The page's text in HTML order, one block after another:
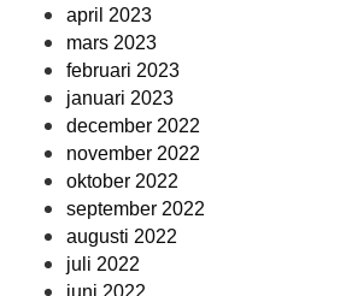
april 2023
mars 2023
februari 2023
januari 2023
december 2022
november 2022
oktober 2022
september 2022
augusti 2022
juli 2022
juni 2022